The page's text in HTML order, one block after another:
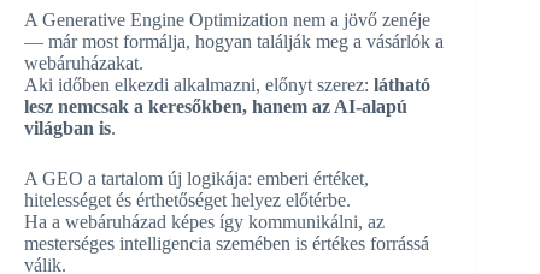
A Generative Engine Optimization nem a jövő zenéje
— már most formálja, hogyan találják meg a vásárlók a
webáruházakat.
Aki időben elkezdi alkalmazni, előnyt szerez: látható
lesz nemcsak a keresőkben, hanem az AI-alapú
világban is.
A GEO a tartalom új logikája: emberi értéket,
hitelességet és érthetőséget helyez előtérbe.
Ha a webáruházad képes így kommunikálni, az
mesterséges intelligencia szemében is értékes forrássá
válik.